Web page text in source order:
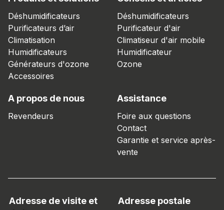
Déshumidificateurs
Purificateurs d’air
Climatisation
Humidificateurs
Générateurs d'ozone
Accessoires
Déshumidificateurs
Purificateur d'air
Climatiseur d'air mobile
Humidificateur
Ozone
A propos de nous
Revendeurs
Assistance
Foire aux questions
Contact
Garantie et service après-
vente
Adresse de visite et
Adresse postale